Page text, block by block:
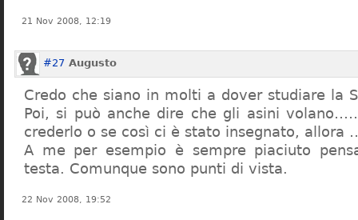
21 Nov 2008, 12:19
#27 Augusto
Credo che siano in molti a dover studiare la
Poi, si può anche dire che gli asini
crederlo o se così ci è stato insegnato,
A me per esempio è sempre piaciuto
testa. Comunque sono punti di vista.
22 Nov 2008, 19:52